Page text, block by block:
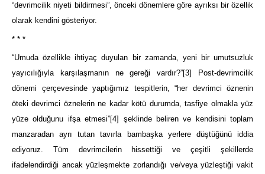
“devrimcilik niyeti bildirmesi”, önceki dönemlere göre ayrıksı bir özellik
olarak kendini gösteriyor.
* * *
“Umuda özellikle ihtiyaç duyulan bir zamanda, yeni bir umutsuzluk
yayıcılığıyla karşılaşmanın ne gereği vardır?”[3]
Post-devrimcilik
dönemi çerçevesinde yaptığımız tespitlerin, “her devrimci öznenin
öteki devrimci öznelerin ne kadar kötü durumda, tasfiye olmakla yüz
yüze olduğunu ifşa etmesi”[4]
şeklinde beliren ve kendisini toplam
manzaradan ayrı tutan tavırla bambaşka yerlere düştüğünü iddia
ediyoruz. Tüm devrimcilerin hissettiği ve çeşitli şekillerde
ifadelendirdiği ancak yüzleşmekte zorlandığı ve/veya yüzleştiği vakit